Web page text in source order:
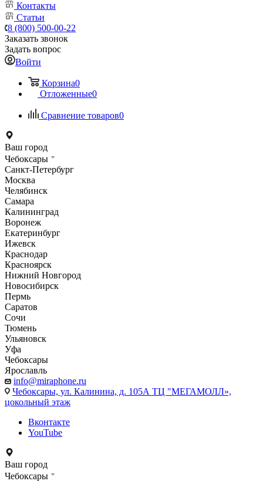
Контакты
Статьи
8 (800) 500-00-22
Заказать звонок
Задать вопрос
Войти
Корзина0
Отложенные0
Сравнение товаров0
Ваш город
Чебоксары
Санкт-Петербург
Москва
Челябинск
Самара
Калининград
Воронеж
Екатеринбург
Ижевск
Краснодар
Красноярск
Нижний Новгород
Новосибирск
Пермь
Саратов
Сочи
Тюмень
Ульяновск
Уфа
Чебоксары
Ярославль
info@miraphone.ru
Чебоксары, ул. Калинина, д. 105А ТЦ "МЕГАМОЛЛ»,
цокольный этаж
Вконтакте
YouTube
Ваш город
Чебоксары